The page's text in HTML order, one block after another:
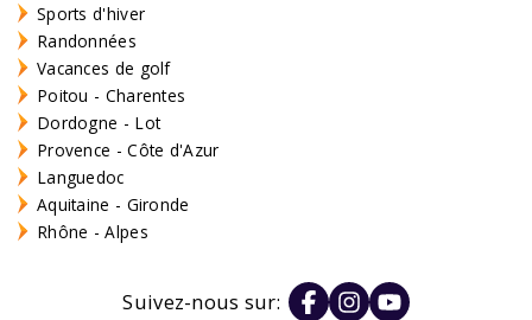
Sports d'hiver
Randonnées
Vacances de golf
Poitou - Charentes
Dordogne - Lot
Provence - Côte d'Azur
Languedoc
Aquitaine - Gironde
Rhône - Alpes
Suivez-nous sur: